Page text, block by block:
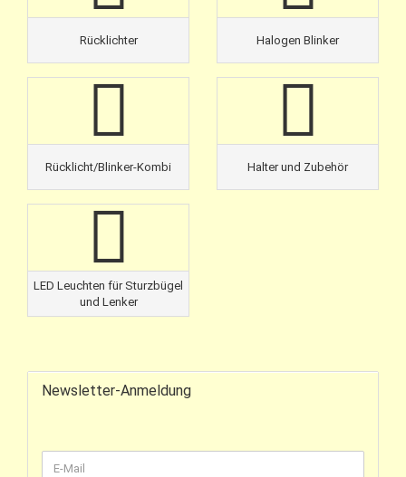
Rücklichter Halogen Blinker
Rücklicht/Blinker-Kombi Halter und Zubehör
LED Leuchten für Sturzbügel
und Lenker
Newsletter-Anmeldung